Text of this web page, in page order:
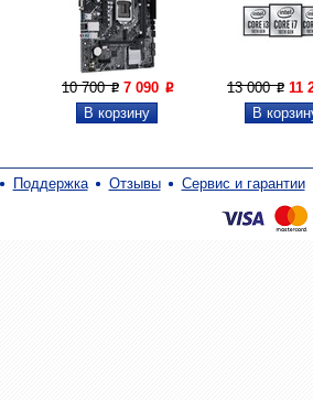
10 700P 7 090 P 13 000P 11
Поддержка Отзывы Сервис и гарантии